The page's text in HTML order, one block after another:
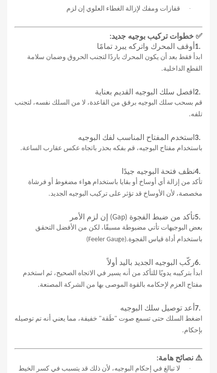
· قفازات ومفك لإزالة الغطاء العلوي إن لزم
✅ خطوات تركيب بوجيه جديد:
1. أوقف المحرك واتركه يبرد تمامًا
ابدأ فقط بعد أن يكون المحرك باردًا لتجنب الحروق وضمان سلامة
القطع الداخلية.
2. افصل سلك البوجيه القديم بعناية
قم بسحب سلك البوجيه برفق من القاعدة، لا من السلك نفسه، لتجنب
تلفه.
3. استخدم المفتاح المناسب لفك البوجيه
باستخدام مفتاح البوجيه، قم بفكه بحذر باتجاه عكس عقارب الساعة.
4.نظف فتحة البوجيه جيدًا
تأكد من إزالة أي أوساخ أو بقايا باستخدام هواء مضغوط أو فرشاة
مخصصة، لأن الأوساخ قد تؤثر على تركيب البوجيه الجديد.
5.تأكد من ضبط الفجوة (Gap) إن لزم الأمر
بعض البوجيهات تأتي مضبوطة مسبقًا، لكن من الأفضل التحقق
باستخدام أداة قياس الفجوة(Feeler Gauge).
6.ركّب البوجيه الجديد باليد أولاً
ابدأ بتركيبه يدويًا للتأكد من أنه يسير في الاتجاه الصحيح، ثم استخدم
مفتاح العزم لإحكامه بالقوة الموصى بها من الشركة المصنعة.
7. أعد توصيل سلك البوجيه
اضغط السلك حتى تسمع صوت "طَقة" خفيفة، مما يعني أنه تم توصيله
بإحكام.
⚠️ نصائح هامة:
·
لا تبالغ في إحكام البوجيه، لأن ذلك قد يتسبب في كسر الخيط